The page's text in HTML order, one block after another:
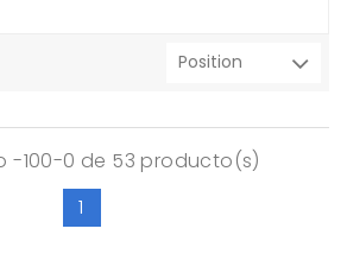
-100-0 de 53 producto(s)
1